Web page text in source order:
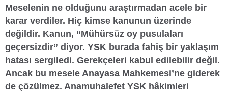
Meselenin ne olduğunu araştırmadan acele bir
karar verdiler. Hiç kimse kanunun üzerinde
değildir. Kanun, “Mühürsüz oy pusulaları
geçersizdir” diyor. YSK burada fahiş bir yaklaşım
hatası sergiledi. Gerekçeleri kabul edilebilir değil.
Ancak bu mesele Anayasa Mahkemesi’ne giderek
de çözülmez. Anamuhalefet YSK hâkimleri